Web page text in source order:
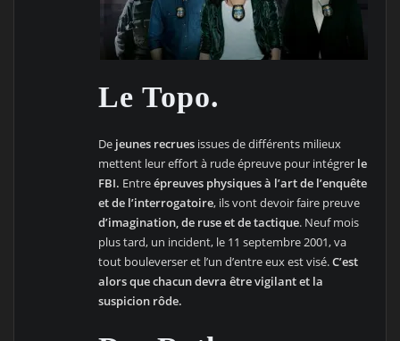
Le Topo.
De jeunes recrues issues de différents milieux
mettent leur effort à rude épreuve pour intégrer le
FBI. Entreépreuves physiques à l’art de l’enquête
et de l’interrogatoire, ils vont devoir faire preuve
d’imagination, de ruse et de tactique. Neuf mois
plus tard, un incident, le 11 septembre 2001, va
tout bouleverser et l’un d’entre eux est visé.C’est
alors que chacun devra être vigilant et la
suspicion rôde.